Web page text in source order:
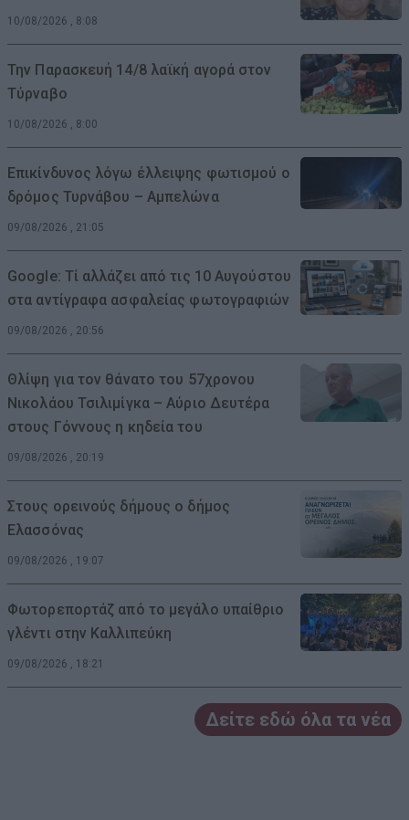
10/08/2026 , 8:08
Την Παρασκευή 14/8 λαϊκή αγορά στον
Τύρναβο
10/08/2026 , 8:00
Επικίνδυνος λόγω έλλειψης φωτισμού ο
δρόμος Τυρνάβου – Αμπελώνα
09/08/2026 , 21:05
Google: Τί αλλάζει από τις 10 Αυγούστου
στα αντίγραφα ασφαλείας φωτογραφιών
09/08/2026 , 20:56
Θλίψη για τον θάνατο του 57χρονου
Νικολάου Τσιλιμίγκα – Αύριο Δευτέρα
στους Γόννους η κηδεία του
09/08/2026 , 20:19
Στους ορεινούς δήμους ο δήμος
Ελασσόνας
09/08/2026 , 19:07
Φωτορεπορτάζ από το μεγάλο υπαίθριο
γλέντι στην Καλλιπεύκη
09/08/2026 , 18:21
Δείτε εδώ όλα τα νέα